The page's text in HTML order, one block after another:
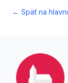
← Späť na